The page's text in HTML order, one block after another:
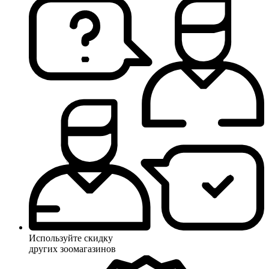
Используйте скидку
других зоомагазинов